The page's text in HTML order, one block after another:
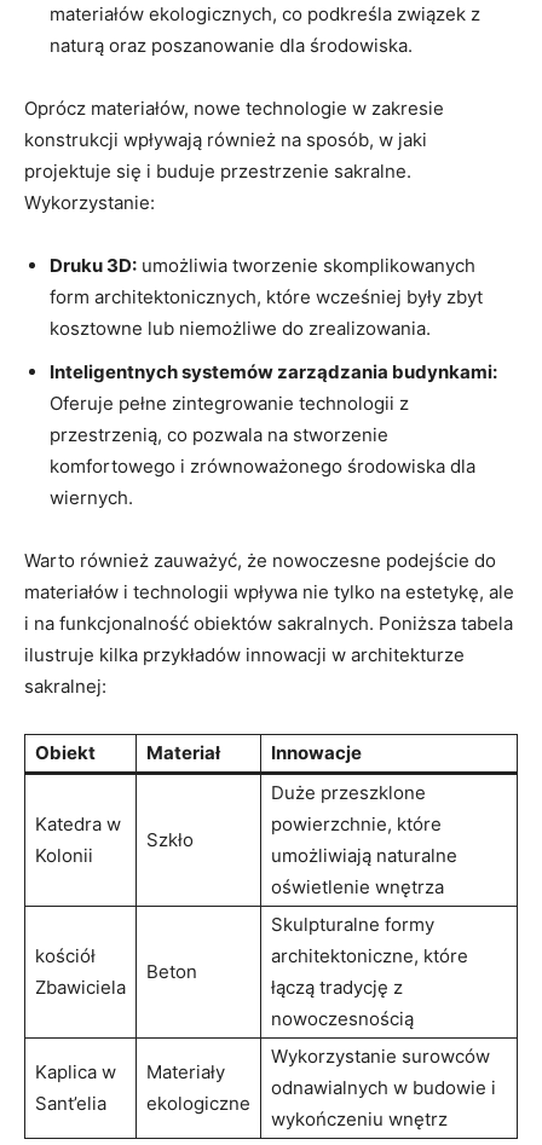
materiałów ekologicznych, co podkreśla związek z
naturą oraz​ poszanowanie dla środowiska.
Oprócz materiałów,⁢ nowe ‌technologie⁢ w zakresie
konstrukcji ‌wpływają również na sposób, w ‍jaki
projektuje się i⁣ buduje‌ przestrzenie⁤ sakralne.
Wykorzystanie:
Druku 3D: umożliwia tworzenie skomplikowanych
form ⁣architektonicznych, które⁤ wcześniej były zbyt
kosztowne lub niemożliwe do zrealizowania.
Inteligentnych systemów zarządzania budynkami:
Oferuje⁤ pełne​ zintegrowanie technologii ⁢z​
przestrzenią, co pozwala na stworzenie
⁤komfortowego i ⁣zrównoważonego środowiska​ dla
wiernych.
Warto również zauważyć,‌ że nowoczesne podejście do
⁤materiałów i technologii wpływa ​nie tylko na estetykę, ale
⁤i⁤ na⁢ funkcjonalność obiektów sakralnych. ⁢Poniższa tabela
ilustruje kilka przykładów innowacji w architekturze
sakralnej:
Obiekt Materiał Innowacje
Katedra w
Kolonii
Szkło
Duże przeszklone
powierzchnie, które
umożliwiają naturalne ​
oświetlenie wnętrza
kościół
Zbawiciela
Beton
Skulpturalne formy
architektoniczne, które​
łączą tradycję⁣ z
nowoczesnością
Kaplica⁤ w
‌Sant’elia
Materiały
ekologiczne
Wykorzystanie surowców‌
odnawialnych w ‌budowie i
wykończeniu wnętrz